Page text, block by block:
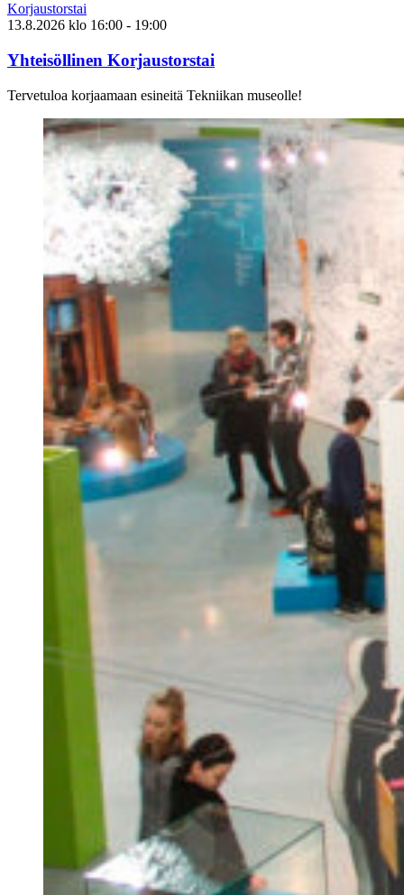
Korjaustorstai
13.8.2026 klo 16:00 - 19:00
Yhteisöllinen Korjaustorstai
Tervetuloa korjaamaan esineitä Tekniikan museolle!